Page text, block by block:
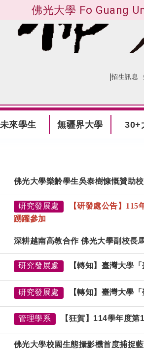
佛光大學 Fo Guang
|招生訊息
未來學生 無疆界大學 30+
佛光大學樂齡學生吳泰樹慷慨贊助
研究發展處 【研發處公告】 115
踴躍參加
深耕越南高教合作 佛光大學副校長
研究發展處 【轉知】臺灣大學
研究發展處 【轉知】臺灣大學
管理學系 【狂賀】114學年度
佛光大學校園生態攝影機首度捕捉